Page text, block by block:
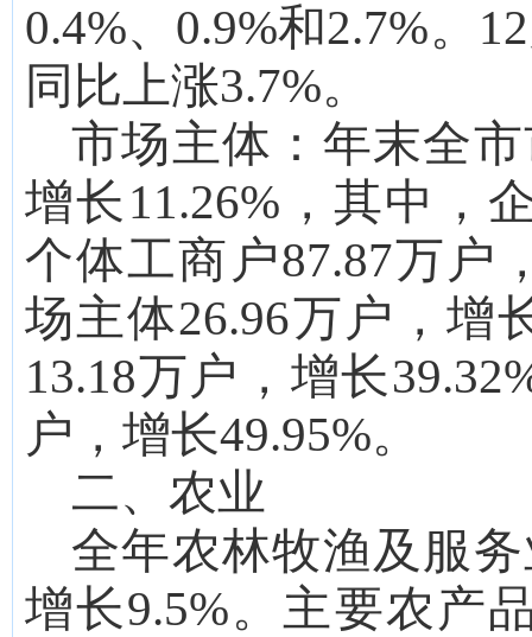
0.4%、0.9%和2.7%。
同比上涨3.7%。
市场主体： 年末全
增长 11.26%，其中，
个体工商户87.87万户
场主体26.96万户，增
13.18万户，增长39.32
户，增长49.95%。
二、农业
全年农林牧渔及服
增长9.5%。主要农产